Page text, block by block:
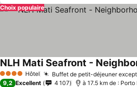
Choix populaire
4 Étoiles Hôtel Buffet de petit-déjeuner
9,2 Excellent 4 107 à 17.5 km de : Porto